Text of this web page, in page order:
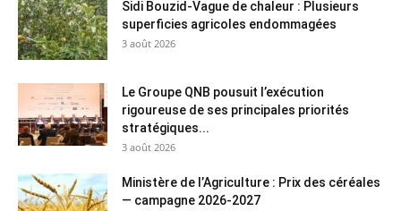
Sidi Bouzid-Vague de chaleur : Plusieurs
superficies agricoles endommagées
3 août 2026
Le Groupe QNB pousuit l’exécution
rigoureuse de ses principales priorités
stratégiques...
3 août 2026
Ministère de l’Agriculture : Prix des céréales
— campagne 2026-2027